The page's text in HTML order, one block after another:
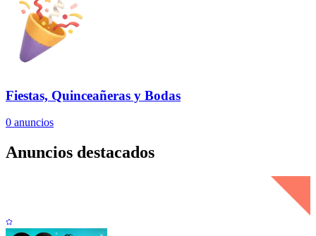
Fiestas, Quinceañeras y Bodas
0 anuncios
Anuncios destacados